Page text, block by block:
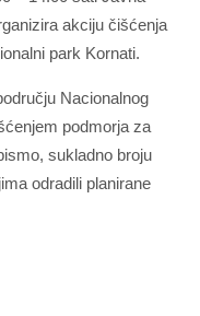
akciju čišćenja
park Kornati.
Nacionalnog
podmorja za
sukladno broju
odradili planirane